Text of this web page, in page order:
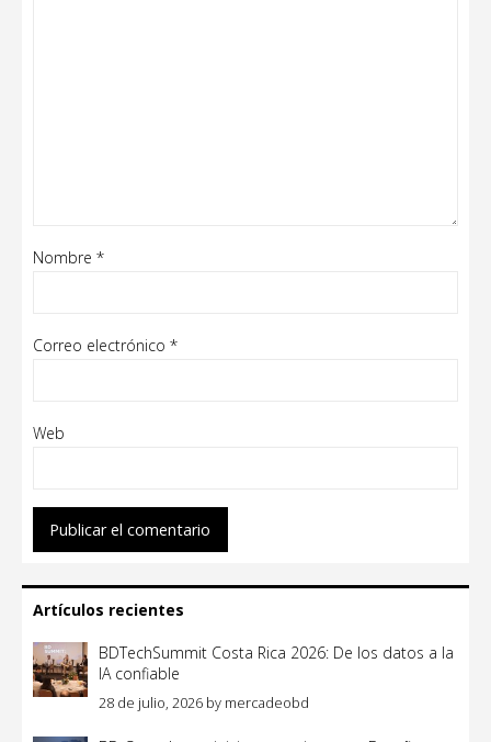
Nombre *
Correo electrónico *
Web
Artículos recientes
BDTechSummit Costa Rica 2026: De los datos a la
IA confiable
28 de julio, 2026 by mercadeobd